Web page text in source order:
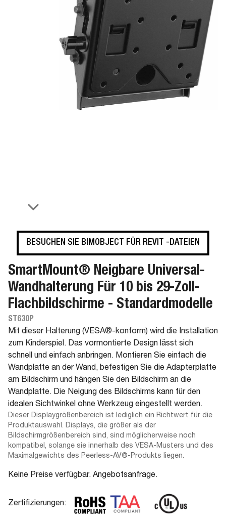
BESUCHEN SIE BIMOBJECT FÜR REVIT -DATEIEN
SmartMount® Neigbare Universal-
Wandhalterung Für 10 bis 29-Zoll-
Flachbildschirme - Standardmodelle
ST630P
Mit dieser Halterung (VESA®-konform) wird die Installation
zum Kinderspiel. Das vormontierte Design lässt sich
schnell und einfach anbringen. Montieren Sie einfach die
Wandplatte an der Wand, befestigen Sie die Adapterplatte
am Bildschirm und hängen Sie den Bildschirm an die
Wandplatte. Die Neigung des Bildschirms kann für den
idealen Sichtwinkel ohne Werkzeug eingestellt werden.
Dieser Displaygrößenbereich ist lediglich ein Richtwert für die
Produktauswahl. Displays, die größer als der
Bildschirmgrößenbereich sind, sind möglicherweise noch
kompatibel, solange sie innerhalb des VESA-Musters und des
Maximalgewichts des Peerless-AV®-Produkts liegen.
Keine Preise verfügbar. Angebotsanfrage.
Zertifizierungen: